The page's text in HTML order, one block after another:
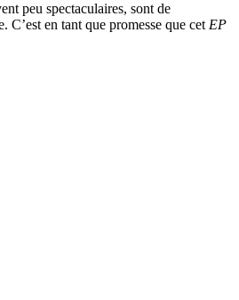
peu spectaculaires, sont de
C’est en tant que promesse que cet EP